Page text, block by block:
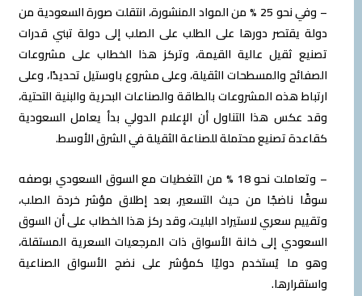
– وفي نحو 25 % من المواد المنشورة، انتقلت صورة السعودية من
دولة يقتصر دورها على الطلب على الصلب إلى دولة تبني قدرات
تصنيع ثقيل عالية القيمة، وتركز هذا الخطاب على مشروعات
الصفائح والمسطحات الثقيلة، وعلى مشروع باوستيل تحديدًا، وعلى
ارتباط هذه المشروعات بالطاقة والصناعات البحرية والبنية التحتية،
وقد عكس هذا التناول أن الإعلام الدولي بدأ يعامل السعودية
كقاعدة تصنيع محتملة للصناعة الثقيلة في الشرق الأوسط.
– وتعاملت نحو 18 % من التغطيات مع السوق السعودي بوصفه
سوقًا ناضجًا من حيث التسعير، بعد إطلاق مؤشر خردة الصلب،
وتقييم سعري لاستيراد البليت، وقد ركز هذا الخطاب على أن السوق
السعودي إلى خانة الأسواق ذات المرجعيات السعرية المستقلة،
وهو ما يُستخدم دوليًا كمؤشر على نضج الأسواق الصناعية
واستقرارها.